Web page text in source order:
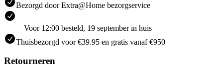
Bezorgd door Extra@Home bezorgservice
Voor 12:00 besteld, 19 september in huis
Thuisbezorgd voor €39.95 en gratis vanaf €950
Retourneren